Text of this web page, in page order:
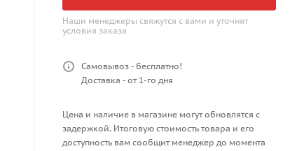
Наши менеджеры свяжутся с вами и уточнят
условия заказа
Самовывоз - бесплатно!
Доставка - от 1-го дня
Цена и наличие в магазине могут обновлятся с
задержкой. Итоговую стоимость товара и его
доступность вам сообщит менеджер до момента